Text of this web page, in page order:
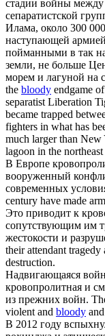
стадии войны
сепаратистской
Илама, около 300
наступающей
пойманными в так
земли, не больше
морем и лагуной на
the bloody endgame
separatist Liberation
became trapped
fighters in what has
much larger than New
lagoon in the
В Европе
вооруженный
современных
century have made
Это приводит к
сопутствующим им
жестокости и
their attendant
destruction.
Надвигающаяся
кровопролитная и
из прежних войн.
violent and bloody
В 2012 году